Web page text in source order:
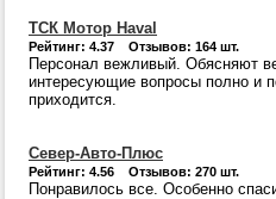
ТСК Мотор Haval
Рейтинг: 4.37 Отзывов: 164 шт.
Персонал вежливый. Обясняют
интересующие вопросы полно и
приходится.
Север-Авто-Плюс
Рейтинг: 4.56 Отзывов: 270 шт.
Понравилось все. Особенно